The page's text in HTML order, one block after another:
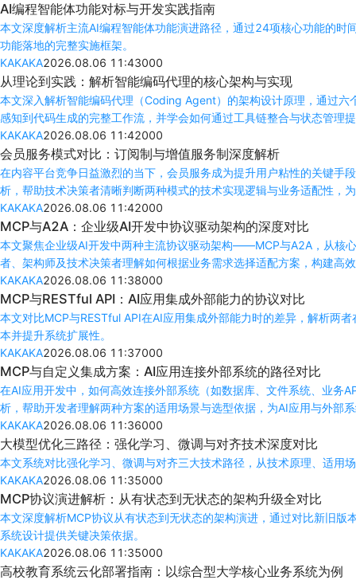
AI编程智能体功能对标与开发实践指南
本文深度解析主流AI编程智能体功能演进路径，通过24项核心功能的
功能落地的完整实施框架。
KAKAKA2026.08.06 11:43000
从理论到实践：解析智能编码代理的核心架构与实现
本文深入解析智能编码代理（Coding Agent）的架构设计原理，通过
感知到代码生成的完整工作流，并学会如何通过工具链整合与状态管理
KAKAKA2026.08.06 11:42000
会员服务模式对比：订阅制与增值服务制深度解析
在内容平台竞争日益激烈的当下，会员服务成为提升用户粘性的关键手
析，帮助技术决策者清晰判断两种模式的技术实现逻辑与业务适配性，
KAKAKA2026.08.06 11:42000
MCP与A2A：企业级AI开发中协议驱动架构的深度对比
本文聚焦企业级AI开发中两种主流协议驱动架构——MCP与A2A，从核
者、架构师及技术决策者理解如何根据业务需求选择适配方案，构建高
KAKAKA2026.08.06 11:38000
MCP与RESTful API：AI应用集成外部能力的协议对比
本文对比MCP与RESTful API在AI应用集成外部能力时的差异，解析两
本并提升系统扩展性。
KAKAKA2026.08.06 11:37000
MCP与自定义集成方案：AI应用连接外部系统的路径对比
在AI应用开发中，如何高效连接外部系统（如数据库、文件系统、业务
析，帮助开发者理解两种方案的适用场景与选型依据，为AI应用与外部
KAKAKA2026.08.06 11:36000
大模型优化三路径：强化学习、微调与对齐技术深度对比
本文系统对比强化学习、微调与对齐三大技术路径，从技术原理、适用
KAKAKA2026.08.06 11:35000
MCP协议演进解析：从有状态到无状态的架构升级全对比
本文深度解析MCP协议从有状态到无状态的架构演进，通过对比新旧
系统设计提供关键决策依据。
KAKAKA2026.08.06 11:35000
高校教育系统云化部署指南：以综合型大学核心业务系统为例